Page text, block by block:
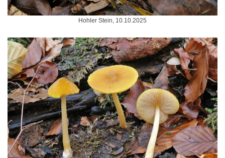
Hohler Stein, 10.10.2025